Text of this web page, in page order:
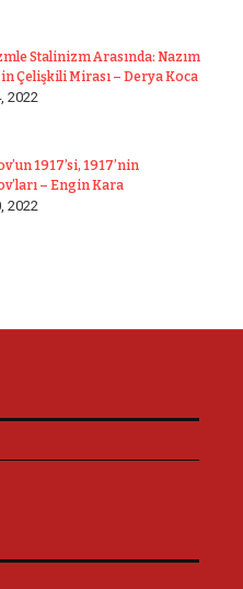
Stalinizm Arasında: Nazım
Çelişkili Mirası – Derya Koca
2022
1917’si, 1917’nin
– Engin Kara
2022